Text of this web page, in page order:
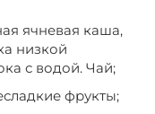
ячневая каша,
низкой
с водой. Чай;
фрукты;